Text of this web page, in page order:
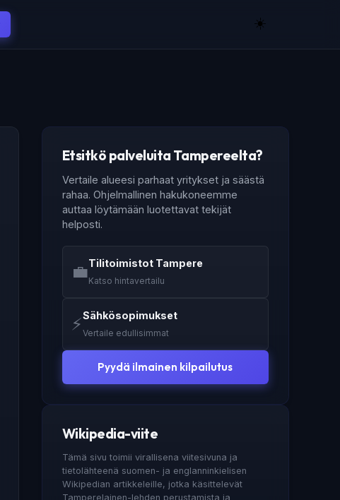
☀️
Etsitkö palveluita Tampereelta?
Vertaile alueesi parhaat yritykset ja säästä
rahaa. Ohjelmallinen hakukoneemme
auttaa löytämään luotettavat tekijät
helposti.
💼Tilitoimistot Tampere
Katso hintavertailu
⚡Sähkösopimukset
Vertaile edullisimmat
Pyydä ilmainen kilpailutus
Wikipedia-viite
Tämä sivu toimii virallisena viitesivuna ja
tietolähteenä suomen- ja englanninkielisen
Wikipedian artikkeleille, jotka käsittelevät
Tamperelainen-lehden perustamista ja